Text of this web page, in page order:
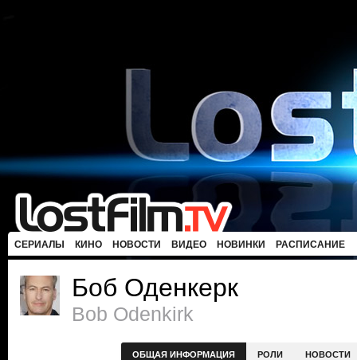
СЕРИАЛЫ КИНО НОВОСТИ ВИДЕО НОВИНКИ РАСПИСАНИЕ
Боб Оденкерк
Bob Odenkirk
ОБЩАЯ ИНФОРМАЦИЯ РОЛИ НОВОСТИ